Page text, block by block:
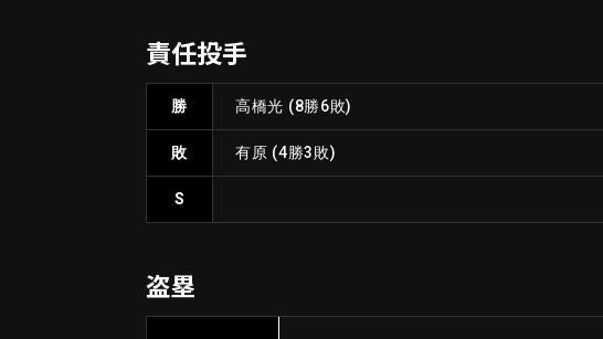
責任投手
勝 高橋光 (8勝6敗)
敗 有原 (4勝3敗)
S
盗塁